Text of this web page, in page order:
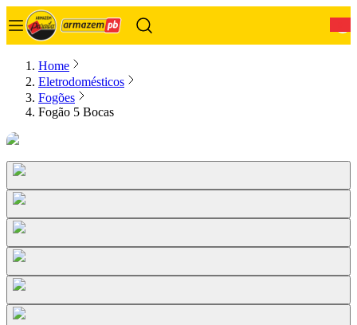
Home
Eletrodomésticos
Fogões
Fogão 5 Bocas